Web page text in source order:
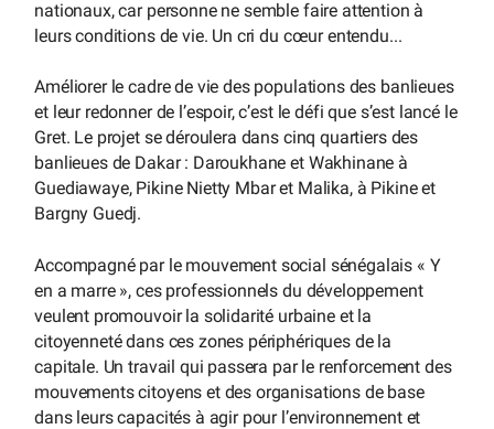
nationaux, car personne ne semble faire attention à
leurs conditions de vie. Un cri du cœur entendu...
Améliorer le cadre de vie des populations des banlieues
et leur redonner de l’espoir, c’est le défi que s’est lancé le
Gret. Le projet se déroulera dans cinq quartiers des
banlieues de Dakar : Daroukhane et Wakhinane à
Guediawaye, Pikine Nietty Mbar et Malika, à Pikine et
Bargny Guedj.
Accompagné par le mouvement social sénégalais « Y
en a marre », ces professionnels du développement
veulent promouvoir la solidarité urbaine et la
citoyenneté dans ces zones périphériques de la
capitale. Un travail qui passera par le renforcement des
mouvements citoyens et des organisations de base
dans leurs capacités à agir pour l’environnement et